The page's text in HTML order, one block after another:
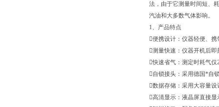
法，由于它测量时间短、
汽油和大多数气体影响。
1、产品特点
便携设计：仪器轻便、
测量快速：仪器开机后
快速省气：测定时耗气仅
自锁接头：采用德国*自
数据存储：采用大容量
高清显示：液晶屏直接